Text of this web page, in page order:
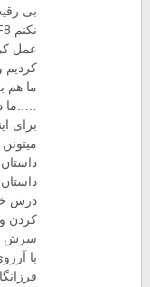
بی
عمل
ما هم
برای
درس
کردن
سرش
با